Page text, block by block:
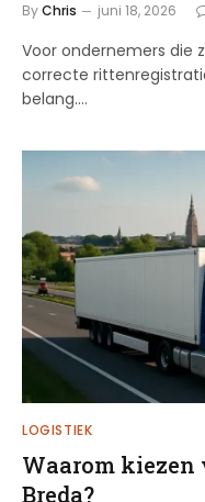
ByChris juni 18, 2026
Voor ondernemers die
correcte
belang.…
LOGISTIEK
Waarom
Breda?